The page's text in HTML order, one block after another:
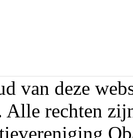
van deze
Alle rechten